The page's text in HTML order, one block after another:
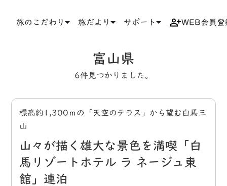
旅のこだわり 旅だより サポート WEB会員登
富山県
6件見つかりました。
標高約1,300ｍの「天空のテラス」から望む白馬三
山
山々が描く雄大な景色を満喫「白
馬リゾートホテル ラ ネージュ東
館」連泊